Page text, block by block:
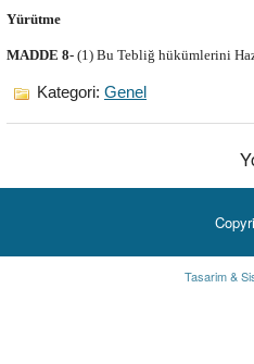
Yürütme
MADDE 8- (1) Bu Tebliğ hükümlerini
Kategori: Genel
Tasarim &